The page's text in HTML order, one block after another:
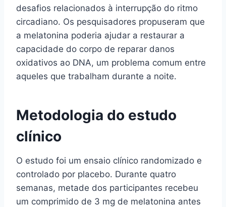
desafios relacionados à interrupção do ritmo
circadiano. Os pesquisadores propuseram que
a melatonina poderia ajudar a restaurar a
capacidade do corpo de reparar danos
oxidativos ao DNA, um problema comum entre
aqueles que trabalham durante a noite.
Metodologia do estudo
clínico
O estudo foi um ensaio clínico randomizado e
controlado por placebo. Durante quatro
semanas, metade dos participantes recebeu
um comprimido de 3 mg de melatonina antes